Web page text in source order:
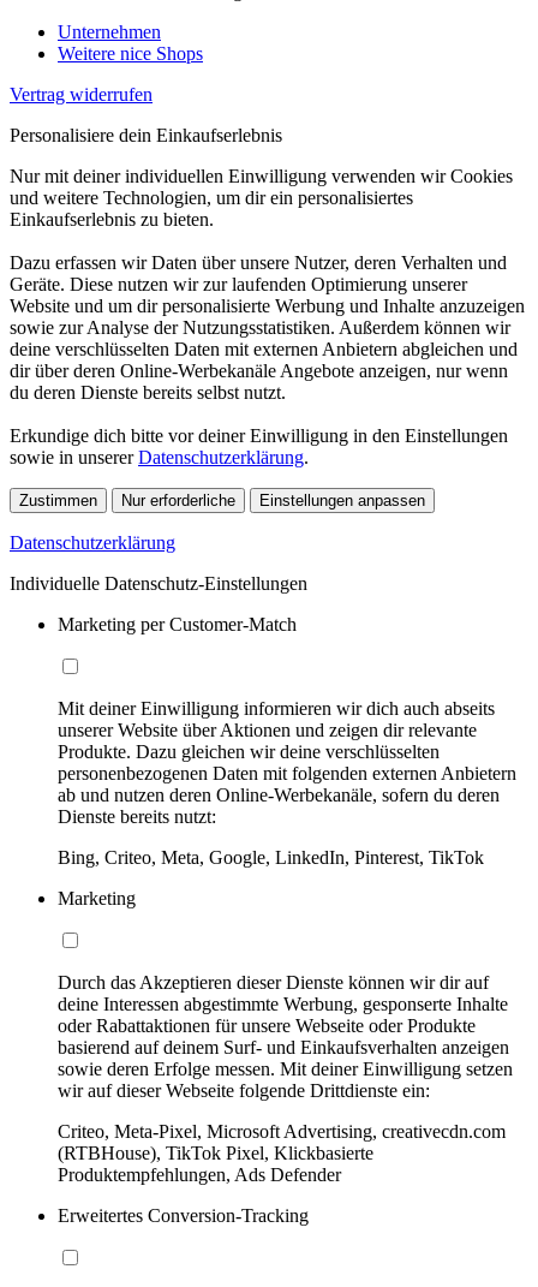
Unternehmen
Weitere nice Shops
Vertrag widerrufen
Personalisiere dein Einkaufserlebnis
Nur mit deiner individuellen Einwilligung verwenden wir Cookies
und weitere Technologien, um dir ein personalisiertes
Einkaufserlebnis zu bieten.
Dazu erfassen wir Daten über unsere Nutzer, deren Verhalten und
Geräte. Diese nutzen wir zur laufenden Optimierung unserer
Website und um dir personalisierte Werbung und Inhalte anzuzeigen
sowie zur Analyse der Nutzungsstatistiken. Außerdem können wir
deine verschlüsselten Daten mit externen Anbietern abgleichen und
dir über deren Online-Werbekanäle Angebote anzeigen, nur wenn
du deren Dienste bereits selbst nutzt.
Erkundige dich bitte vor deiner Einwilligung in den Einstellungen
sowie in unsererDatenschutzerklärung.
Zustimmen Nur erforderliche Einstellungen anpassen
Datenschutzerklärung
Individuelle Datenschutz-Einstellungen
Marketing per Customer-Match
Mit deiner Einwilligung informieren wir dich auch abseits
unserer Website über Aktionen und zeigen dir relevante
Produkte. Dazu gleichen wir deine verschlüsselten
personenbezogenen Daten mit folgenden externen Anbietern
ab und nutzen deren Online-Werbekanäle, sofern du deren
Dienste bereits nutzt:
Bing, Criteo, Meta, Google, LinkedIn, Pinterest, TikTok
Marketing
Durch das Akzeptieren dieser Dienste können wir dir auf
deine Interessen abgestimmte Werbung, gesponserte Inhalte
oder Rabattaktionen für unsere Webseite oder Produkte
basierend auf deinem Surf- und Einkaufsverhalten anzeigen
sowie deren Erfolge messen. Mit deiner Einwilligung setzen
wir auf dieser Webseite folgende Drittdienste ein:
Criteo, Meta-Pixel, Microsoft Advertising, creativecdn.com
(RTBHouse), TikTok Pixel, Klickbasierte
Produktempfehlungen, Ads Defender
Erweitertes Conversion-Tracking